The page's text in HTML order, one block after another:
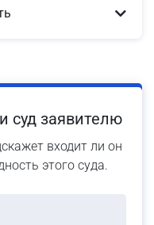
суд заявителю
входит ли он
этого суда.